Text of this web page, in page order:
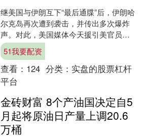
继美国与伊朗互下“最后通牒”后，伊朗哈
尔克岛再次遭到袭击，并传出多次爆炸
声。对此，美国媒体今天援引美官员的
话报道称，美军对伊朗石油出口枢....
51我要配资
查看： 124 分类： 实盘的股票杠杆
平台
金砖财富 8个产油国决定自5
月起将原油日产量上调20.6
万桶